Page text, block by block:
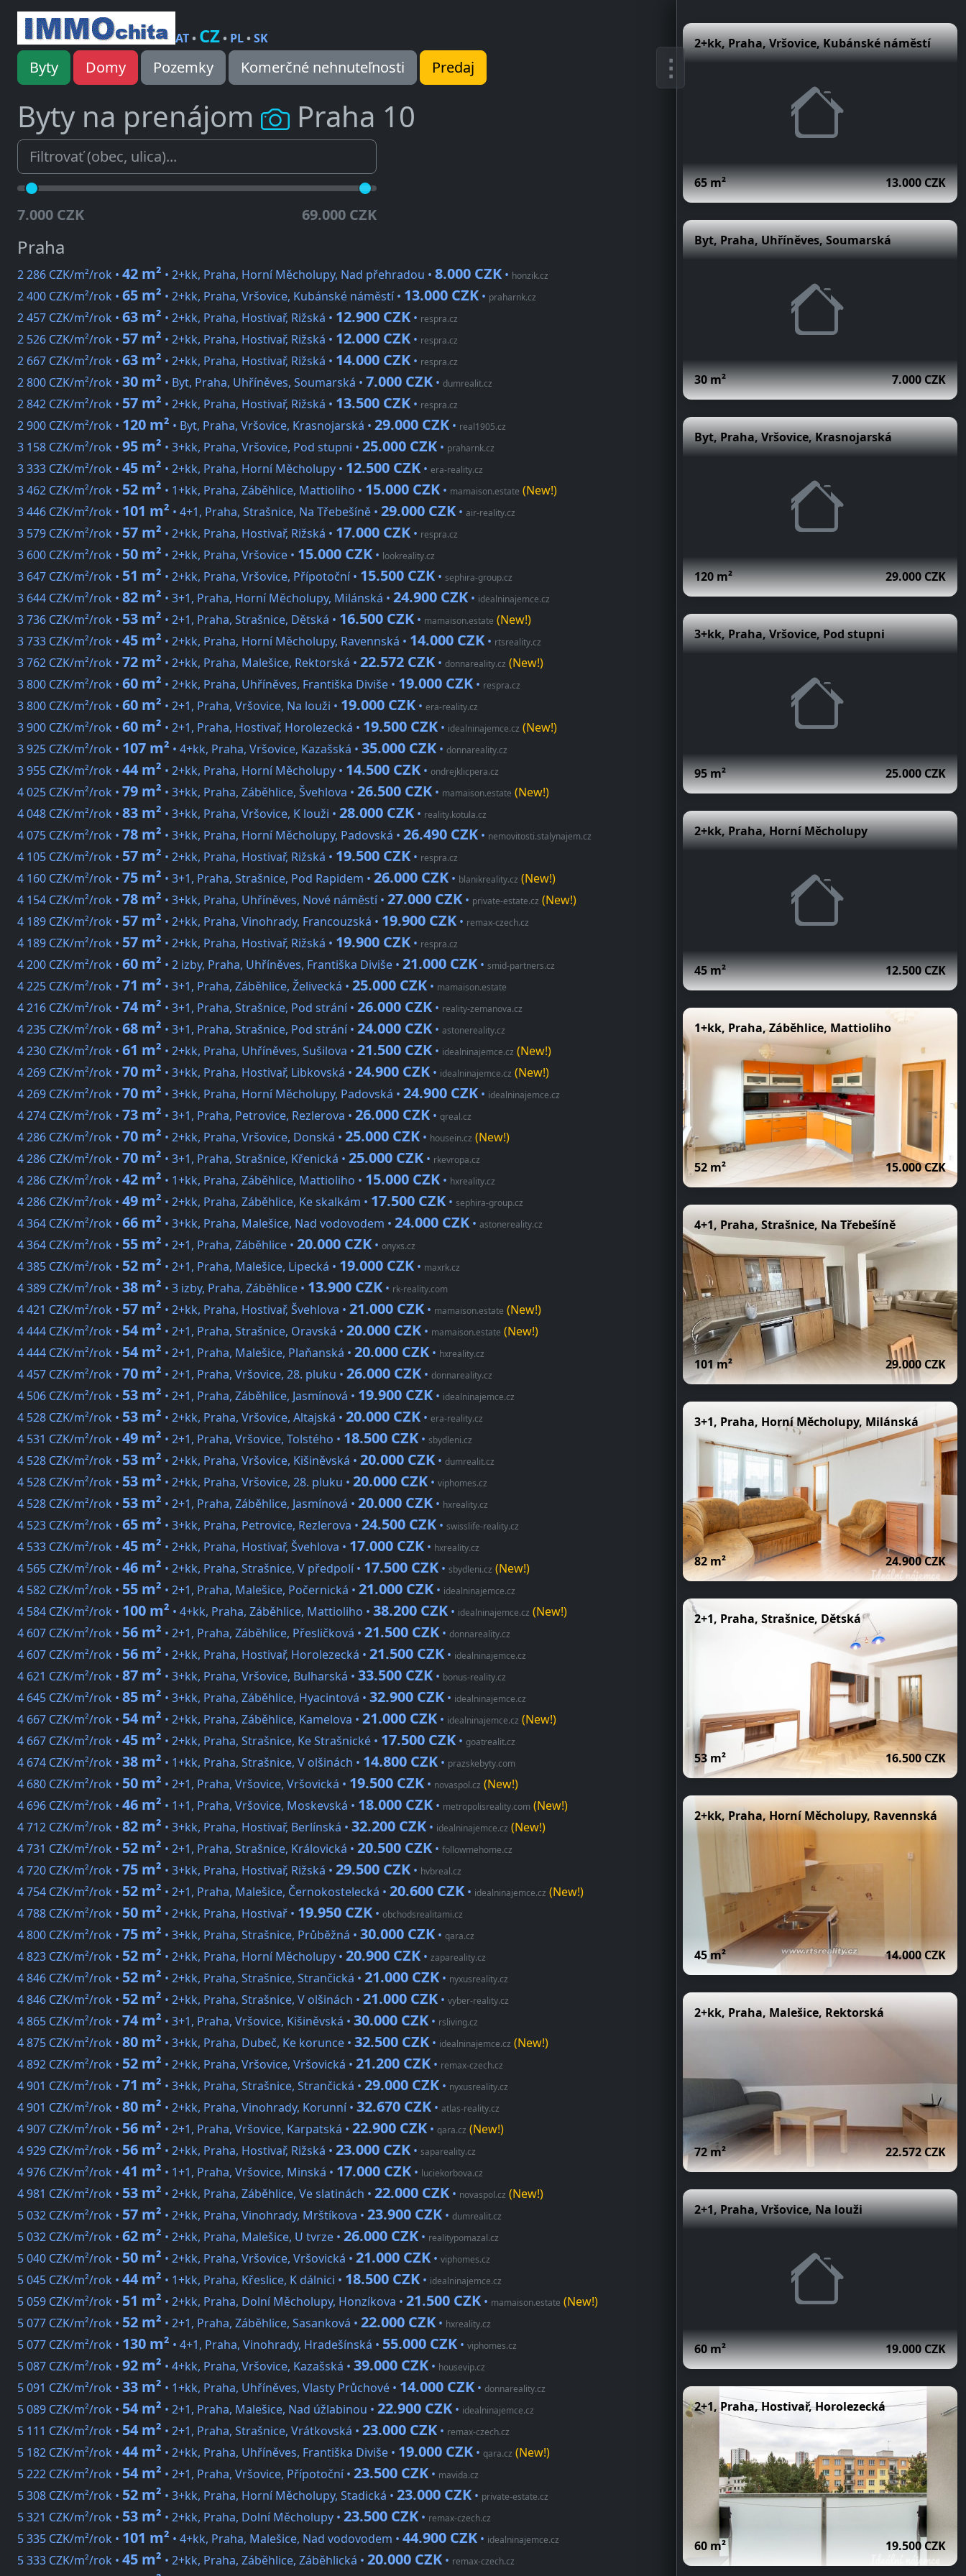
AT• CZ• PL•SK
Byty Domy Pozemky Komerčné nehnuteľnosti Predaj
Byty na prenájom Praha 10
7.000 CZK 69.000 CZK
Praha
2 286 CZK/m²/rok • 42 m² • 2+kk, Praha, Horní Měcholupy, Nad přehradou • 8.000 CZK • honzik.cz
2 400 CZK/m²/rok • 65 m² • 2+kk, Praha, Vršovice, Kubánské náměstí • 13.000 CZK • praharnk.cz
2 457 CZK/m²/rok • 63 m² • 2+kk, Praha, Hostivař, Rižská • 12.900 CZK • respra.cz
2 526 CZK/m²/rok • 57 m² • 2+kk, Praha, Hostivař, Rižská • 12.000 CZK • respra.cz
2 667 CZK/m²/rok • 63 m² • 2+kk, Praha, Hostivař, Rižská • 14.000 CZK • respra.cz
2 800 CZK/m²/rok • 30 m² • Byt, Praha, Uhříněves, Soumarská • 7.000 CZK • dumrealit.cz
2 842 CZK/m²/rok • 57 m² • 2+kk, Praha, Hostivař, Rižská • 13.500 CZK • respra.cz
2 900 CZK/m²/rok • 120 m² • Byt, Praha, Vršovice, Krasnojarská • 29.000 CZK • real1905.cz
3 158 CZK/m²/rok • 95 m² • 3+kk, Praha, Vršovice, Pod stupni • 25.000 CZK • praharnk.cz
3 333 CZK/m²/rok • 45 m² • 2+kk, Praha, Horní Měcholupy • 12.500 CZK • era-reality.cz
3 462 CZK/m²/rok • 52 m² • 1+kk, Praha, Záběhlice, Mattioliho • 15.000 CZK • mamaison.estate (New!)
3 446 CZK/m²/rok • 101 m² • 4+1, Praha, Strašnice, Na Třebešíně • 29.000 CZK • air-reality.cz
3 579 CZK/m²/rok • 57 m² • 2+kk, Praha, Hostivař, Rižská • 17.000 CZK • respra.cz
3 600 CZK/m²/rok • 50 m² • 2+kk, Praha, Vršovice • 15.000 CZK • lookreality.cz
3 647 CZK/m²/rok • 51 m² • 2+kk, Praha, Vršovice, Přípotoční • 15.500 CZK • sephira-group.cz
3 644 CZK/m²/rok • 82 m² • 3+1, Praha, Horní Měcholupy, Milánská • 24.900 CZK • idealninajemce.cz
3 736 CZK/m²/rok • 53 m² • 2+1, Praha, Strašnice, Dětská • 16.500 CZK • mamaison.estate (New!)
3 733 CZK/m²/rok • 45 m² • 2+kk, Praha, Horní Měcholupy, Ravennská • 14.000 CZK • rtsreality.cz
3 762 CZK/m²/rok • 72 m² • 2+kk, Praha, Malešice, Rektorská • 22.572 CZK • donnareality.cz (New!)
3 800 CZK/m²/rok • 60 m² • 2+kk, Praha, Uhříněves, Františka Diviše • 19.000 CZK • respra.cz
3 800 CZK/m²/rok • 60 m² • 2+1, Praha, Vršovice, Na louži • 19.000 CZK • era-reality.cz
3 900 CZK/m²/rok • 60 m² • 2+1, Praha, Hostivař, Horolezecká • 19.500 CZK • idealninajemce.cz (New!)
3 925 CZK/m²/rok • 107 m² • 4+kk, Praha, Vršovice, Kazašská • 35.000 CZK • donnareality.cz
3 955 CZK/m²/rok • 44 m² • 2+kk, Praha, Horní Měcholupy • 14.500 CZK • ondrejklicpera.cz
4 025 CZK/m²/rok • 79 m² • 3+kk, Praha, Záběhlice, Švehlova • 26.500 CZK • mamaison.estate (New!)
4 048 CZK/m²/rok • 83 m² • 3+kk, Praha, Vršovice, K louži • 28.000 CZK • reality.kotula.cz
4 075 CZK/m²/rok • 78 m² • 3+kk, Praha, Horní Měcholupy, Padovská • 26.490 CZK • nemovitosti.stalynajem.cz
4 105 CZK/m²/rok • 57 m² • 2+kk, Praha, Hostivař, Rižská • 19.500 CZK • respra.cz
4 160 CZK/m²/rok • 75 m² • 3+1, Praha, Strašnice, Pod Rapidem • 26.000 CZK • blanikreality.cz (New!)
4 154 CZK/m²/rok • 78 m² • 3+kk, Praha, Uhříněves, Nové náměstí • 27.000 CZK • private-estate.cz (New!)
4 189 CZK/m²/rok • 57 m² • 2+kk, Praha, Vinohrady, Francouzská • 19.900 CZK • remax-czech.cz
4 189 CZK/m²/rok • 57 m² • 2+kk, Praha, Hostivař, Rižská • 19.900 CZK • respra.cz
4 200 CZK/m²/rok • 60 m² • 2 izby, Praha, Uhříněves, Františka Diviše • 21.000 CZK • smid-partners.cz
4 225 CZK/m²/rok • 71 m² • 3+1, Praha, Záběhlice, Želivecká • 25.000 CZK • mamaison.estate
4 216 CZK/m²/rok • 74 m² • 3+1, Praha, Strašnice, Pod strání • 26.000 CZK • reality-zemanova.cz
4 235 CZK/m²/rok • 68 m² • 3+1, Praha, Strašnice, Pod strání • 24.000 CZK • astonereality.cz
4 230 CZK/m²/rok • 61 m² • 2+kk, Praha, Uhříněves, Sušilova • 21.500 CZK • idealninajemce.cz (New!)
4 269 CZK/m²/rok • 70 m² • 3+kk, Praha, Hostivař, Libkovská • 24.900 CZK • idealninajemce.cz (New!)
4 269 CZK/m²/rok • 70 m² • 3+kk, Praha, Horní Měcholupy, Padovská • 24.900 CZK • idealninajemce.cz
4 274 CZK/m²/rok • 73 m² • 3+1, Praha, Petrovice, Rezlerova • 26.000 CZK • qreal.cz
4 286 CZK/m²/rok • 70 m² • 2+kk, Praha, Vršovice, Donská • 25.000 CZK • housein.cz (New!)
4 286 CZK/m²/rok • 70 m² • 3+1, Praha, Strašnice, Křenická • 25.000 CZK • rkevropa.cz
4 286 CZK/m²/rok • 42 m² • 1+kk, Praha, Záběhlice, Mattioliho • 15.000 CZK • hxreality.cz
4 286 CZK/m²/rok • 49 m² • 2+kk, Praha, Záběhlice, Ke skalkám • 17.500 CZK • sephira-group.cz
4 364 CZK/m²/rok • 66 m² • 3+kk, Praha, Malešice, Nad vodovodem • 24.000 CZK • astonereality.cz
4 364 CZK/m²/rok • 55 m² • 2+1, Praha, Záběhlice • 20.000 CZK • onyxs.cz
4 385 CZK/m²/rok • 52 m² • 2+1, Praha, Malešice, Lipecká • 19.000 CZK • maxrk.cz
4 389 CZK/m²/rok • 38 m² • 3 izby, Praha, Záběhlice • 13.900 CZK • rk-reality.com
4 421 CZK/m²/rok • 57 m² • 2+kk, Praha, Hostivař, Švehlova • 21.000 CZK • mamaison.estate (New!)
4 444 CZK/m²/rok • 54 m² • 2+1, Praha, Strašnice, Oravská • 20.000 CZK • mamaison.estate (New!)
4 444 CZK/m²/rok • 54 m² • 2+1, Praha, Malešice, Plaňanská • 20.000 CZK • hxreality.cz
4 457 CZK/m²/rok • 70 m² • 2+1, Praha, Vršovice, 28. pluku • 26.000 CZK • donnareality.cz
4 506 CZK/m²/rok • 53 m² • 2+1, Praha, Záběhlice, Jasmínová • 19.900 CZK • idealninajemce.cz
4 528 CZK/m²/rok • 53 m² • 2+kk, Praha, Vršovice, Altajská • 20.000 CZK • era-reality.cz
4 531 CZK/m²/rok • 49 m² • 2+1, Praha, Vršovice, Tolstého • 18.500 CZK • sbydleni.cz
4 528 CZK/m²/rok • 53 m² • 2+kk, Praha, Vršovice, Kišiněvská • 20.000 CZK • dumrealit.cz
4 528 CZK/m²/rok • 53 m² • 2+kk, Praha, Vršovice, 28. pluku • 20.000 CZK • viphomes.cz
4 528 CZK/m²/rok • 53 m² • 2+1, Praha, Záběhlice, Jasmínová • 20.000 CZK • hxreality.cz
4 523 CZK/m²/rok • 65 m² • 3+kk, Praha, Petrovice, Rezlerova • 24.500 CZK • swisslife-reality.cz
4 533 CZK/m²/rok • 45 m² • 2+kk, Praha, Hostivař, Švehlova • 17.000 CZK • hxreality.cz
4 565 CZK/m²/rok • 46 m² • 2+kk, Praha, Strašnice, V předpolí • 17.500 CZK • sbydleni.cz (New!)
4 582 CZK/m²/rok • 55 m² • 2+1, Praha, Malešice, Počernická • 21.000 CZK • idealninajemce.cz
4 584 CZK/m²/rok • 100 m² • 4+kk, Praha, Záběhlice, Mattioliho • 38.200 CZK • idealninajemce.cz (New!)
4 607 CZK/m²/rok • 56 m² • 2+1, Praha, Záběhlice, Přesličková • 21.500 CZK • donnareality.cz
4 607 CZK/m²/rok • 56 m² • 2+kk, Praha, Hostivař, Horolezecká • 21.500 CZK • idealninajemce.cz
4 621 CZK/m²/rok • 87 m² • 3+kk, Praha, Vršovice, Bulharská • 33.500 CZK • bonus-reality.cz
4 645 CZK/m²/rok • 85 m² • 3+kk, Praha, Záběhlice, Hyacintová • 32.900 CZK • idealninajemce.cz
4 667 CZK/m²/rok • 54 m² • 2+kk, Praha, Záběhlice, Kamelova • 21.000 CZK • idealninajemce.cz (New!)
4 667 CZK/m²/rok • 45 m² • 2+kk, Praha, Strašnice, Ke Strašnické • 17.500 CZK • goatrealit.cz
4 674 CZK/m²/rok • 38 m² • 1+kk, Praha, Strašnice, V olšinách • 14.800 CZK • prazskebyty.com
4 680 CZK/m²/rok • 50 m² • 2+1, Praha, Vršovice, Vršovická • 19.500 CZK • novaspol.cz (New!)
4 696 CZK/m²/rok • 46 m² • 1+1, Praha, Vršovice, Moskevská • 18.000 CZK • metropolisreality.com (New!)
4 712 CZK/m²/rok • 82 m² • 3+kk, Praha, Hostivař, Berlínská • 32.200 CZK • idealninajemce.cz (New!)
4 731 CZK/m²/rok • 52 m² • 2+1, Praha, Strašnice, Královická • 20.500 CZK • followmehome.cz
4 720 CZK/m²/rok • 75 m² • 3+kk, Praha, Hostivař, Rižská • 29.500 CZK • hvbreal.cz
4 754 CZK/m²/rok • 52 m² • 2+1, Praha, Malešice, Černokostelecká • 20.600 CZK • idealninajemce.cz (New!)
4 788 CZK/m²/rok • 50 m² • 2+kk, Praha, Hostivař • 19.950 CZK • obchodsrealitami.cz
4 800 CZK/m²/rok • 75 m² • 3+kk, Praha, Strašnice, Průběžná • 30.000 CZK • qara.cz
4 823 CZK/m²/rok • 52 m² • 2+kk, Praha, Horní Měcholupy • 20.900 CZK • zapareality.cz
4 846 CZK/m²/rok • 52 m² • 2+kk, Praha, Strašnice, Strančická • 21.000 CZK • nyxusreality.cz
4 846 CZK/m²/rok • 52 m² • 2+kk, Praha, Strašnice, V olšinách • 21.000 CZK • vyber-reality.cz
4 865 CZK/m²/rok • 74 m² • 3+1, Praha, Vršovice, Kišiněvská • 30.000 CZK • rsliving.cz
4 875 CZK/m²/rok • 80 m² • 3+kk, Praha, Dubeč, Ke korunce • 32.500 CZK • idealninajemce.cz (New!)
4 892 CZK/m²/rok • 52 m² • 2+kk, Praha, Vršovice, Vršovická • 21.200 CZK • remax-czech.cz
4 901 CZK/m²/rok • 71 m² • 3+kk, Praha, Strašnice, Strančická • 29.000 CZK • nyxusreality.cz
4 901 CZK/m²/rok • 80 m² • 2+kk, Praha, Vinohrady, Korunní • 32.670 CZK • atlas-reality.cz
4 907 CZK/m²/rok • 56 m² • 2+1, Praha, Vršovice, Karpatská • 22.900 CZK • qara.cz (New!)
4 929 CZK/m²/rok • 56 m² • 2+kk, Praha, Hostivař, Rižská • 23.000 CZK • sapareality.cz
4 976 CZK/m²/rok • 41 m² • 1+1, Praha, Vršovice, Minská • 17.000 CZK • luciekorbova.cz
4 981 CZK/m²/rok • 53 m² • 2+kk, Praha, Záběhlice, Ve slatinách • 22.000 CZK • novaspol.cz (New!)
5 032 CZK/m²/rok • 57 m² • 2+kk, Praha, Vinohrady, Mrštíkova • 23.900 CZK • dumrealit.cz
5 032 CZK/m²/rok • 62 m² • 2+kk, Praha, Malešice, U tvrze • 26.000 CZK • realitypomazal.cz
5 040 CZK/m²/rok • 50 m² • 2+kk, Praha, Vršovice, Vršovická • 21.000 CZK • viphomes.cz
5 045 CZK/m²/rok • 44 m² • 1+kk, Praha, Křeslice, K dálnici • 18.500 CZK • idealninajemce.cz
5 059 CZK/m²/rok • 51 m² • 2+kk, Praha, Dolní Měcholupy, Honzíkova • 21.500 CZK • mamaison.estate (New!)
5 077 CZK/m²/rok • 52 m² • 2+1, Praha, Záběhlice, Sasanková • 22.000 CZK • hxreality.cz
5 077 CZK/m²/rok • 130 m² • 4+1, Praha, Vinohrady, Hradešínská • 55.000 CZK • viphomes.cz
5 087 CZK/m²/rok • 92 m² • 4+kk, Praha, Vršovice, Kazašská • 39.000 CZK • housevip.cz
5 091 CZK/m²/rok • 33 m² • 1+kk, Praha, Uhříněves, Vlasty Průchové • 14.000 CZK • donnareality.cz
5 089 CZK/m²/rok • 54 m² • 2+1, Praha, Malešice, Nad úžlabinou • 22.900 CZK • idealninajemce.cz
5 111 CZK/m²/rok • 54 m² • 2+1, Praha, Strašnice, Vrátkovská • 23.000 CZK • remax-czech.cz
5 182 CZK/m²/rok • 44 m² • 2+kk, Praha, Uhříněves, Františka Diviše • 19.000 CZK • qara.cz (New!)
5 222 CZK/m²/rok • 54 m² • 2+1, Praha, Vršovice, Přípotoční • 23.500 CZK • mavida.cz
5 308 CZK/m²/rok • 52 m² • 3+kk, Praha, Horní Měcholupy, Stadická • 23.000 CZK • private-estate.cz
5 321 CZK/m²/rok • 53 m² • 2+kk, Praha, Dolní Měcholupy • 23.500 CZK • remax-czech.cz
5 335 CZK/m²/rok • 101 m² • 4+kk, Praha, Malešice, Nad vodovodem • 44.900 CZK • idealninajemce.cz
5 333 CZK/m²/rok • 45 m² • 2+kk, Praha, Záběhlice, Záběhlická • 20.000 CZK • remax-czech.cz